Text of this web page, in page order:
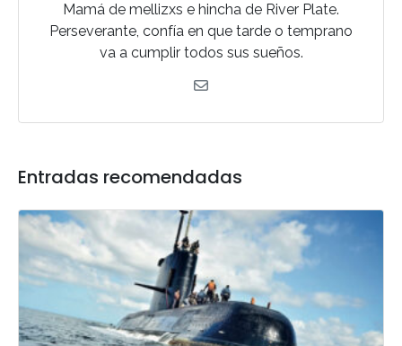
Mamá de mellizxs e hincha de River Plate.
Perseverante, confía en que tarde o temprano
va a cumplir todos sus sueños.
Entradas recomendadas